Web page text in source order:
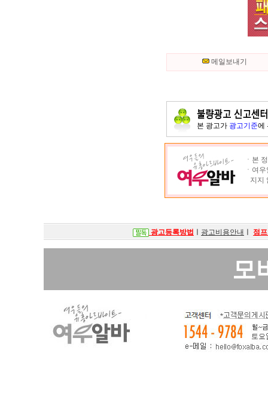
메일보내기
본 광고가 광고기준에
ㆍ본
ㆍ여
지지
광고등록방법 광고비용안내 점
모